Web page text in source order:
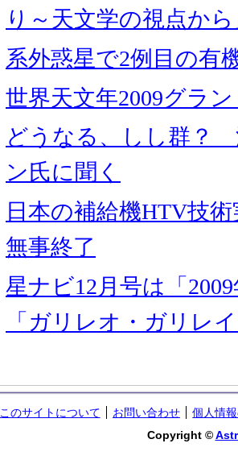
り～天文学の視点か
系外惑星で2例目の有
世界天文年2009グラ
どうなる、しし群？
ン氏に聞く
日本の補給機HTV技
無事終了
星ナビ12月号は「
「ガリレオ・ガリレ
このサイトについて お問い合わせ
個人情
Copyright ©